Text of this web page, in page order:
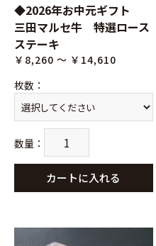
◆2026年お中元ギフト
三田マルセ牛 特選ロース
ステーキ
￥8,260 ～ ￥14,610
枚数 ：
数量 ：
カートに入れる